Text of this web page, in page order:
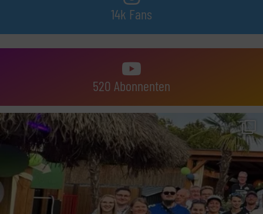
14k Fans
520 Abonnenten